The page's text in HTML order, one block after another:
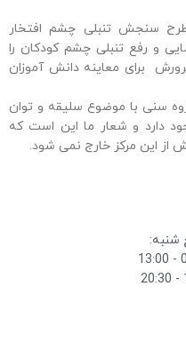
مدت 12 سال در طرح سنجش تنبلی چشم افتخار
و رفع تنبلی چشم کودکان را
برای معاینه دانش آموزان
سنی با موضوع سلیقه و توان
دارد و شعار ما این است که
این مرکز خارج نمی شود.
شنبه: